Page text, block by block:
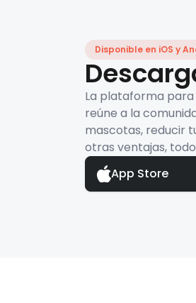
Disponible en iOS y
La plataforma para
reúne a la
mascotas, reducir
otras ventajas,
App Store